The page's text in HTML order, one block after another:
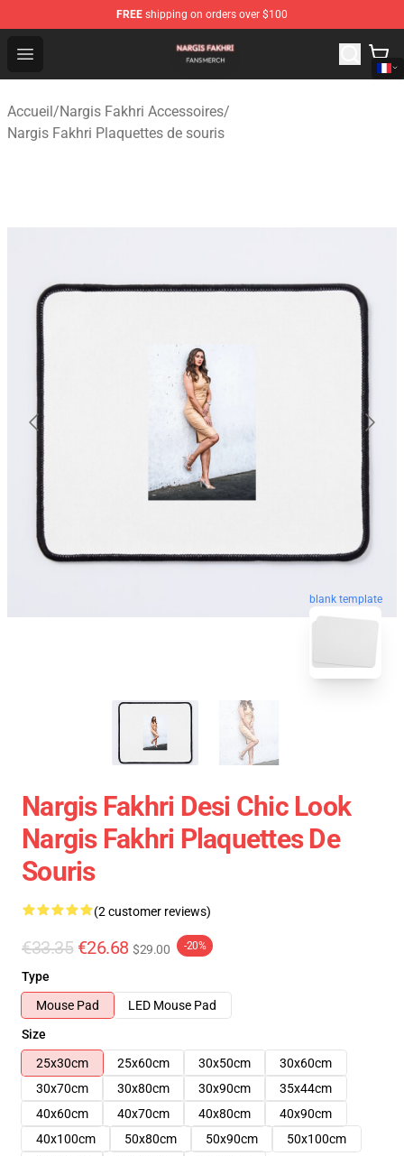
FREE shipping on orders over $100
Open menu
Nargis Fakhri Shop - Official Nargis Fakhri Merchandise
Accueil/Nargis Fakhri Accessoires/
Nargis Fakhri Plaquettes de souris
blank template
Nargis Fakhri Desi Chic Look
Nargis Fakhri Plaquettes De
Souris
(2 customer reviews)
€33.35 €26.68 $29.00 -20%
Type
Mouse Pad
LED Mouse Pad
Size
25x30cm
25x60cm 30x50cm
30x60cm
30x70cm
30x80cm 30x90cm
35x44cm
40x60cm
40x70cm 40x80cm
40x90cm
40x100cm
50x80cm 50x90cm
50x100cm